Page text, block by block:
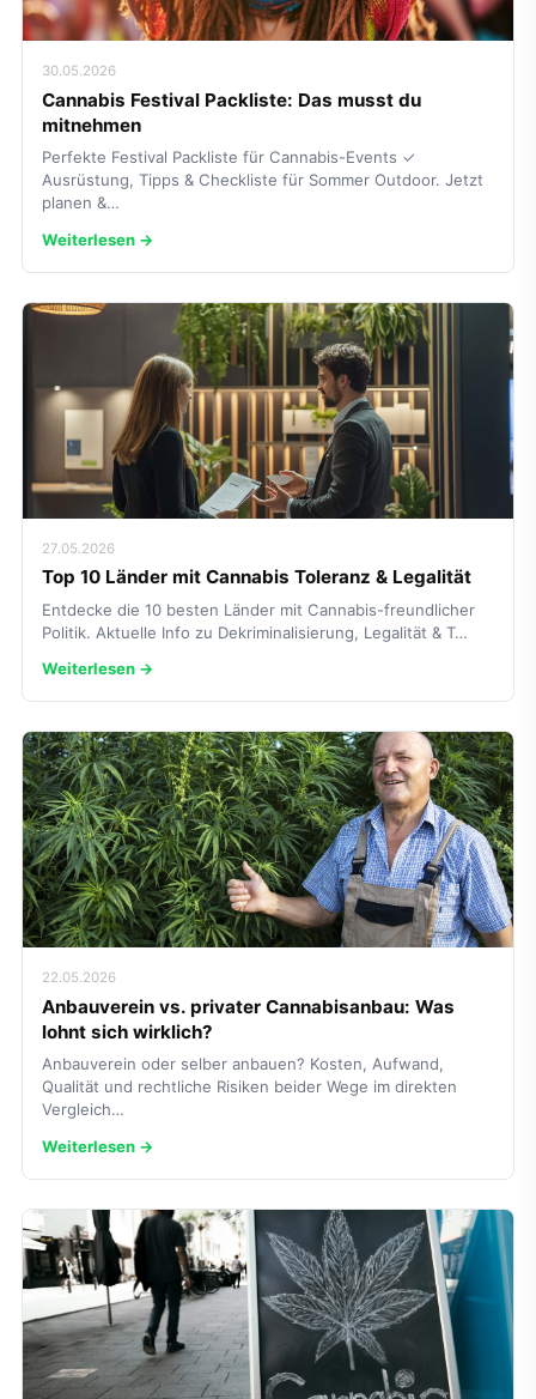
30.05.2026
Cannabis Festival Packliste: Das musst du
mitnehmen
Perfekte Festival Packliste für Cannabis-Events ✓
Ausrüstung, Tipps & Checkliste für Sommer Outdoor. Jetzt
planen &…
Weiterlesen →
27.05.2026
Top 10 Länder mit Cannabis Toleranz & Legalität
Entdecke die 10 besten Länder mit Cannabis-freundlicher
Politik. Aktuelle Info zu Dekriminalisierung, Legalität & T…
Weiterlesen →
22.05.2026
Anbauverein vs. privater Cannabisanbau: Was
lohnt sich wirklich?
Anbauverein oder selber anbauen? Kosten, Aufwand,
Qualität und rechtliche Risiken beider Wege im direkten
Vergleich…
Weiterlesen →